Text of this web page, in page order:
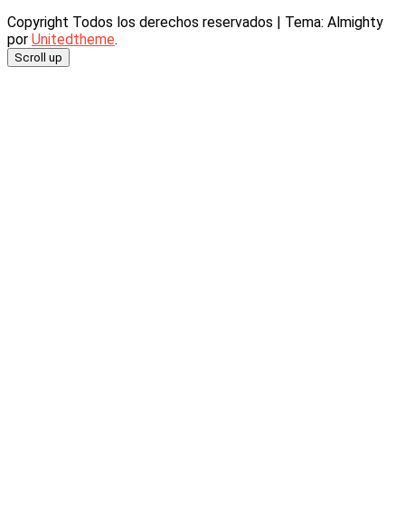
Copyright Todos los derechos reservados | Tema: Almighty
por Unitedtheme.
Scroll up